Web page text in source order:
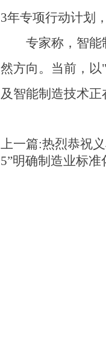
3年专项行动计划
专家称，智能制
然方向。当前，
及智能制造技术
上一篇:热烈恭祝
5”明确制造业标准